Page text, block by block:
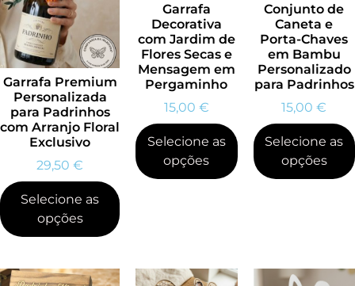
Garrafa Premium
Personalizada
para Padrinhos
com Arranjo Floral
Exclusivo
29,50 €
Selecione as
opções
Garrafa
Decorativa
com Jardim de
Flores Secas e
Mensagem em
Pergaminho
15,00 €
Selecione as
opções
Conjunto de
Caneta e
Porta-Chaves
em Bambu
Personalizado
para Padrinhos
15,00€
Selecione as
opções